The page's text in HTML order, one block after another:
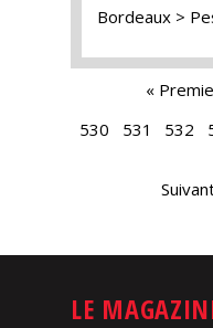
Bordeaux
«
530
531 532
LE